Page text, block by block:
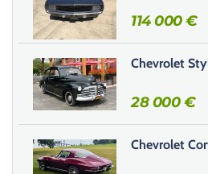
r
c
c
h
a
m
p
v
114 000€
Chevrolet
28 000€
Chevrolet